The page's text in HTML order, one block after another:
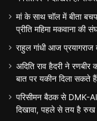
मां के साथ चॉल में बीता
प्रीति महिमा मकवाना की
राहुल गांधी आज प्रयागराज
अदिति राव हैदरी ने
बात पर यकीन दिला सकते हैं
परिसीमन बैठक से DMK-
दिखावा, पहले से तय है रुख